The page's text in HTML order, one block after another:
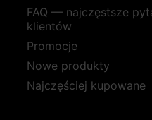
FAQ — najczęstsze
klientów
Promocje
Nowe produkty
Najczęściej kupowane